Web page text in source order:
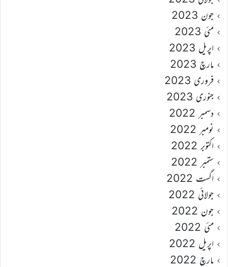
جون 2023
مئی 2023
اپریل 2023
مارچ 2023
فروری 2023
جنوری 2023
دسمبر 2022
نومبر 2022
اکتوبر 2022
ستمبر 2022
اگست 2022
جولائی 2022
جون 2022
مئی 2022
اپریل 2022
مارچ 2022